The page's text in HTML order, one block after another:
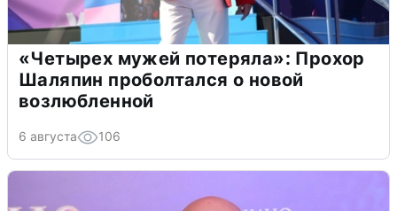
«Четырех мужей потеряла»: Прохор
Шаляпин проболтался о новой
возлюбленной
6 августа 106